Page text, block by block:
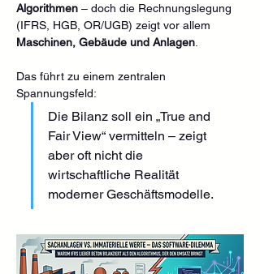
Algorithmen – doch die Rechnungslegung
(IFRS, HGB, OR/UGB) zeigt vor allem
Maschinen, Gebäude und Anlagen
Das führt zu einem zentralen
Spannungsfeld:
Die Bilanz soll ein „True and
Fair View“ vermitteln – zeigt
aber oft nicht die
wirtschaftliche Realität
moderner Geschäftsmodelle.